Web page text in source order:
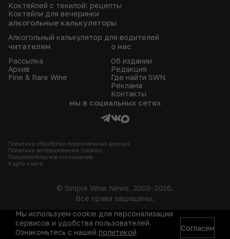
Коктейлей с текилой: рецепты
Коктейли для вечеринки
алкогольные калькуляторы
Алкогольный калькулятор для водителей
читателям
Рассылка
Архив
Fine & Rare Wine
о нас
Об издании
Редакция
Где найти SWN
Реклама
Контакты
мы в социальных сетях
Политика обработки персональных данных
Политика использования Сookies
Пользовательское соглашение
Карта сайта
18+
© Simple Wine News, 2009-2026.
Все права защищены.
Мы используем cookie для персонализации
сервисов и удобства пользователей.
Ознакомьтесь с нашей политикой
Согласен